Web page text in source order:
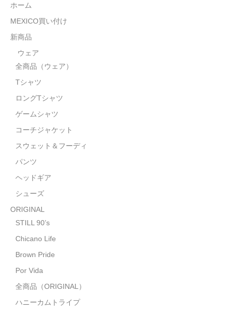
ORIGINAL
STILL 90’s
Brown Pride
全商品（ORIGINAL）
ハニーカムトライプ
天ぷらまめすけ
C D / D V D
全商品（CD/DVD）
DJ SANTANA
Japanese Rap
MotiveRecords
ホーム
MEXICO買い付け
新商品
ウェア
全商品（ウェア）
Tシャツ
ロングTシャツ
ゲームシャツ
コーチジャケット
スウェット＆フーディ
パンツ
ヘッドギア
シューズ
ORIGINAL
STILL 90’s
Chicano Life
Brown Pride
Por Vida
全商品（ORIGINAL）
ハニーカムトライプ